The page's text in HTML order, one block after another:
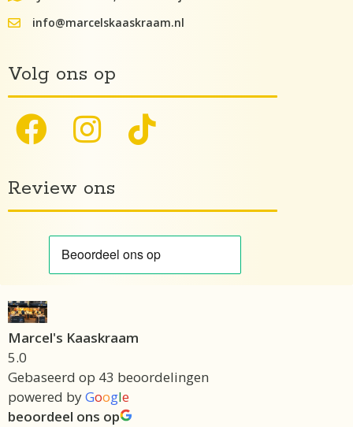
info@kaaskraam.nl
info@marcelskaaskraam.nl
Volg ons op
Review ons
Marcel's Kaaskraam
5.0
Gebaseerd op 43 beoordelingen
powered byGoogle
beoordeel ons op